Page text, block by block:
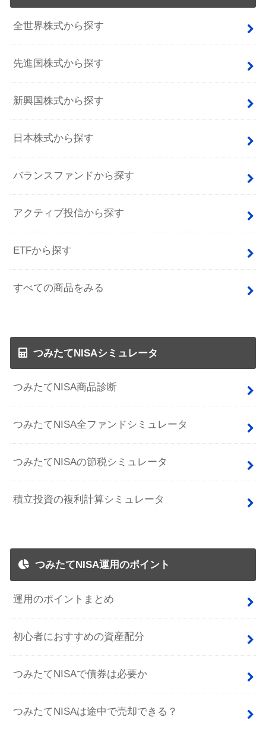
全世界株式から探す
先進国株式から探す
新興国株式から探す
日本株式から探す
バランスファンドから探す
アクティブ投信から探す
ETFから探す
すべての商品をみる
つみたてNISAシミュレータ
つみたてNISA商品診断
つみたてNISA全ファンドシミュレータ
つみたてNISAの節税シミュレータ
積立投資の複利計算シミュレータ
つみたてNISA運用のポイント
運用のポイントまとめ
初心者におすすめの資産配分
つみたてNISAで債券は必要か
つみたてNISAは途中で売却できる？